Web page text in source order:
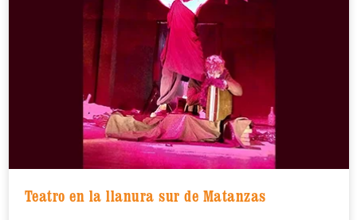
Teatro en la llanura sur de Matanzas